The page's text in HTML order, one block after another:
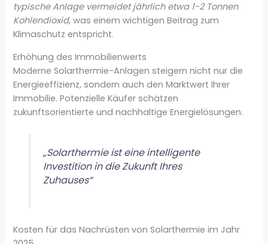
typische Anlage vermeidet jährlich etwa 1-2 Tonnen
Kohlendioxid, was einem wichtigen Beitrag zum
Klimaschutz entspricht.
Erhöhung des Immobilienwerts
Moderne Solarthermie-Anlagen steigern nicht nur die
Energieeffizienz, sondern auch den Marktwert Ihrer
Immobilie. Potenzielle Käufer schätzen
zukunftsorientierte und nachhaltige Energielösungen.
„Solarthermie ist eine intelligente
Investition in die Zukunft Ihres
Zuhauses“
Kosten für das Nachrüsten von Solarthermie im Jahr